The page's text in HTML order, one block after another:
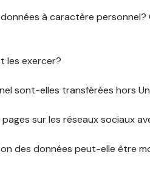
à caractère
les exercer?
sont-elles transférées hors
sur les réseaux sociaux
des données peut-elle être